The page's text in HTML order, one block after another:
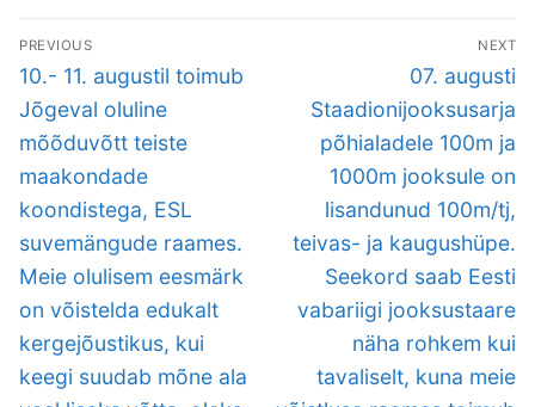
Navigeerimine
PREVIOUS
Previous
post:
10.- 11. augustil toimub
Jõgeval oluline
mõõduvõtt teiste
maakondade
koondistega, ESL
suvemängude raames.
Meie olulisem eesmärk
on võistelda edukalt
kergejõustikus, kui
keegi suudab mõne ala
NEXT
Next
post:
07. augusti
Staadionijooksusarja
põhialadele 100m ja
1000m jooksule on
lisandunud 100m/tj,
teivas- ja kaugushüpe.
Seekord saab Eesti
vabariigi jooksustaare
näha rohkem kui
tavaliselt, kuna meie